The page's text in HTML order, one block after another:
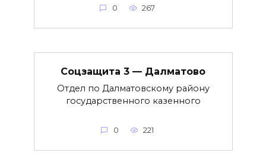
0 267
Соцзащита 3 — Далматово
Отдел по Далматовскому району
государственного казенного
0 221